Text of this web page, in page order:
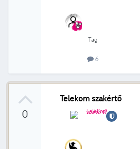
Tag
6
0
Telekom szakértő